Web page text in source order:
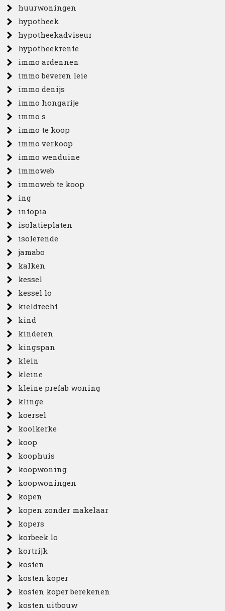
huurwoningen
hypotheek
hypotheekadviseur
hypotheekrente
immo ardennen
immo beveren leie
immo denijs
immo hongarije
immo s
immo te koop
immo verkoop
immo wenduine
immoweb
immoweb te koop
ing
intopia
isolatieplaten
isolerende
jamabo
kalken
kessel
kessel lo
kieldrecht
kind
kinderen
kingspan
klein
kleine
kleine prefab woning
klinge
koersel
koolkerke
koop
koophuis
koopwoning
koopwoningen
kopen
kopen zonder makelaar
kopers
korbeek lo
kortrijk
kosten
kosten koper
kosten koper berekenen
kosten uitbouw